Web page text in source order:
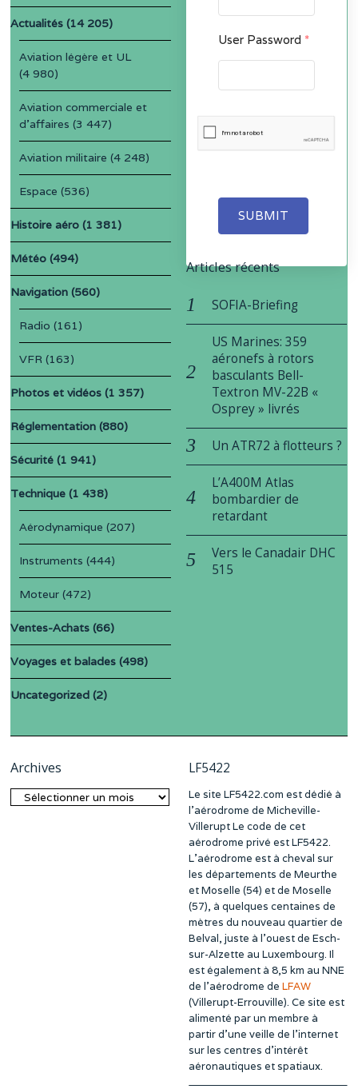
User Password *
SUBMIT
Actualités (14 205)
Aviation légère et UL
(4 980)
Aviation commerciale et
d'affaires (3 447)
Aviation militaire (4 248)
Espace (536)
Histoire aéro (1 381)
Météo (494)
Navigation (560)
Radio (161)
VFR (163)
Photos et vidéos (1 357)
Réglementation (880)
Sécurité (1 941)
Technique (1 438)
Aérodynamique (207)
Instruments (444)
Moteur (472)
Ventes-Achats (66)
Voyages et balades (498)
Uncategorized (2)
Articles récents
SOFIA-Briefing
US Marines: 359
aéronefs à rotors
basculants Bell-
Textron MV-22B «
Osprey » livrés
Un ATR72 à flotteurs ?
L’A400M Atlas
bombardier de
retardant
Vers le Canadair DHC
515
Archives
Archives
LF5422
Le site LF5422.com est dédié à
l’aérodrome de Micheville-
Villerupt Le code de cet
aérodrome privé est LF5422.
L’aérodrome est à cheval sur
les départements de Meurthe
et Moselle (54) et de Moselle
(57), à quelques centaines de
mètres du nouveau quartier de
Belval, juste à l’ouest de Esch-
sur-Alzette au Luxembourg. Il
est également à 8,5 km au NNE
de l’aérodrome de LFAW
(Villerupt-Errouville). Ce site est
alimenté par un membre à
partir d’une veille de l’internet
sur les centres d’intérêt
aéronautiques et spatiaux.